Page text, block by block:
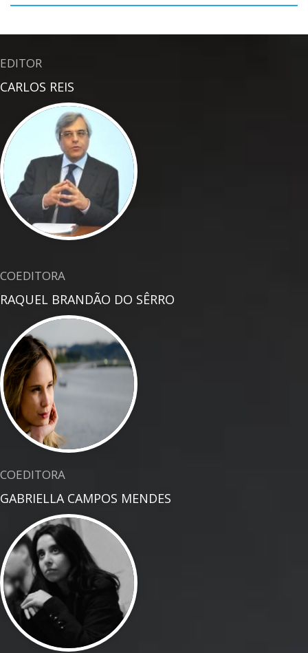
EDITOR
CARLOS REIS
COEDITORA
RAQUEL BRANDÃO DO SÊRRO
COEDITORA
GABRIELLA CAMPOS MENDES